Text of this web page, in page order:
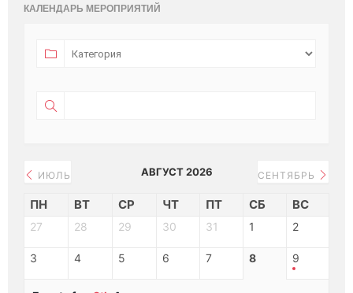
КАЛЕНДАРЬ МЕРОПРИЯТИЙ
ИЮЛЬ АВГУСТ 2026 СЕНТЯБРЬ
ПН ВТ СР ЧТ ПТ СБ ВС
27 28 29 30 31 1 2
3 4 5 6 7 8 9